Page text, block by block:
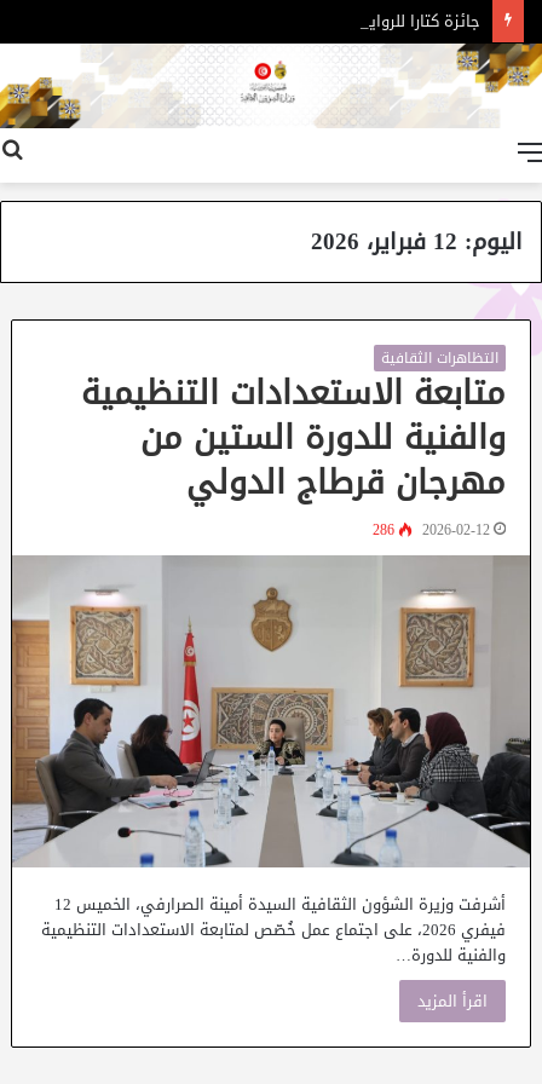
جائزة كتارا للرواية العربية – الدورة 11
اليوم: 12 فبراير، 2026
التظاهرات الثقافية
متابعة الاستعدادات التنظيمية
والفنية للدورة الستين من
مهرجان قرطاج الدولي
2026-02-12
286
أشرفت وزيرة الشؤون الثقافية السيدة أمينة الصرارفي، الخميس 12
فيفري 2026، على اجتماع عمل خُصّص لمتابعة الاستعدادات التنظيمية
والفنية للدورة…
اقرأ المزيد